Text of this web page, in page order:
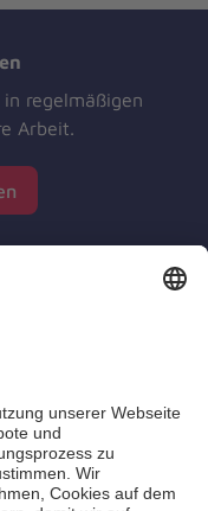
regelmäßigen
Arbeit.
Hilfe e.V.
e.V.